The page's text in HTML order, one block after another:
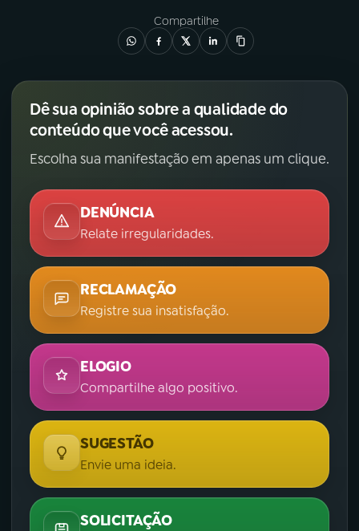
Compartilhe
Dê sua opinião sobre a qualidade do
conteúdo que você acessou.
Escolha sua manifestação em apenas um clique.
DENÚNCIA
Relate irregularidades.
RECLAMAÇÃO
Registre sua insatisfação.
ELOGIO
Compartilhe algo positivo.
SUGESTÃO
Envie uma ideia.
SOLICITAÇÃO